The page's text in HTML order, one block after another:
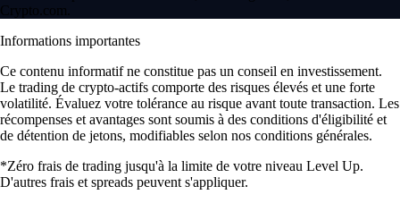
Crypto.com.
Informations importantes
Ce contenu informatif ne constitue pas un conseil en investissement.
Le trading de crypto-actifs comporte des risques élevés et une forte
volatilité. Évaluez votre tolérance au risque avant toute transaction. Les
récompenses et avantages sont soumis à des conditions d'éligibilité et
de détention de jetons, modifiables selon nos conditions générales.
*Zéro frais de trading jusqu'à la limite de votre niveau Level Up.
D'autres frais et spreads peuvent s'appliquer.